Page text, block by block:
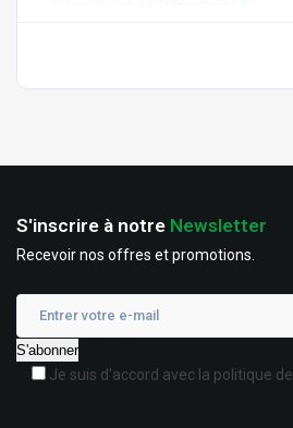
S'inscrire à notre Newsletter
Recevoir nos offres et promotions.
Je suis d'accord avec la politique de